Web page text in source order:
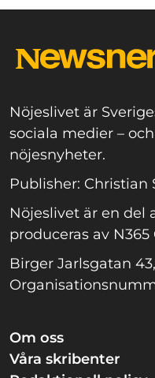
Nöjeslivet är
sociala medier –
nöjesnyheter.
Publisher: Christian
Nöjeslivet är en del
produceras av N365
Birger Jarlsgatan
Om oss
Våra skribenter